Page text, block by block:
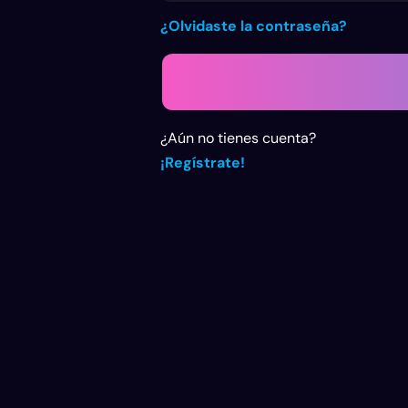
¿Olvidaste la contraseña?
¿Aún no tienes cuenta?
¡Regístrate!